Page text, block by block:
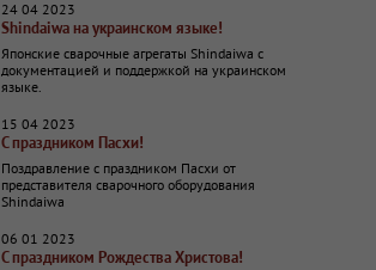
24 04 2023
Shindaiwa на украинском языке!
Японские сварочные агрегаты Shindaiwa с
документацией и поддержкой на украинском
языке.
15 04 2023
С праздником Пасхи!
Поздравление с праздником Пасхи от
представителя сварочного оборудования
Shindaiwa
06 01 2023
С праздником Рождества Христова!